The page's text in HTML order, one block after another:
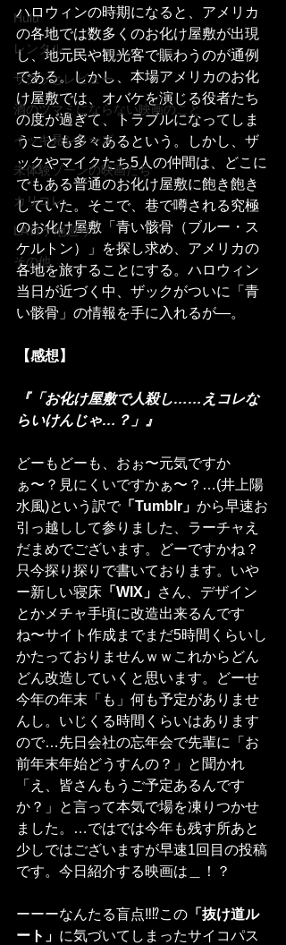
Hulu
レンタル
サクッとレビュー
酒のツマミにならない映画のこと
イッキ見シリーズ
未体験ゾーンの映画たち
カリコレ
LAロケ地巡り
その他
ハロウィンの時期になると、アメリカ
の各地では数多くのお化け屋敷が出現
し、地元民や観光客で賑わうのが通例
である。しかし、本場アメリカのお化
け屋敷では、オバケを演じる役者たち
の度が過ぎて、トラブルになってしま
うことも多々あるという。しかし、ザ
ックやマイクたち5人の仲間は、どこに
でもある普通のお化け屋敷に飽き飽き
していた。そこで、巷で噂される究極
のお化け屋敷「青い骸骨（ブルー・ス
ケルトン）」を探し求め、アメリカの
各地を旅することにする。ハロウィン
当日が近づく中、ザックがついに「青
い骸骨」の情報を手に入れるが―。
【感想】
『「お化け屋敷で人殺し……えコレな
らいけんじゃ…？」』
どーもどーも、おぉ〜元気ですか
ぁ〜？見にくいですかぁ〜？…(井上陽
水風)という訳で「Tumblr」 から早速お
引っ越しして参りました、ラーチャえ
だまめでございます。どーですかね？
只今探り探りで書いております。いや
ー新しい寝床 「WIX」 さん、デザイン
とかメチャ手頃に改造出来るんです
ね〜サイト作成までまだ5時間くらいし
かたっておりませんｗｗこれからどん
どん改造していくと思います。どーせ
今年の年末「も」何も予定がありませ
んし。いじくる時間くらいはあります
ので…先日会社の忘年会で先輩に「お
前年末年始どうすんの？」と聞かれ
「え、皆さんもうご予定あるんです
か？」と言って本気で場を凍りつかせ
ました。…ではでは今年も残す所あと
少しではございますが早速1回目の投稿
です。今日紹介する映画は＿！？
ーーーなんたる盲点‼︎⁉︎この 「抜け道ル
ート」 に気づいてしまったサイコパス